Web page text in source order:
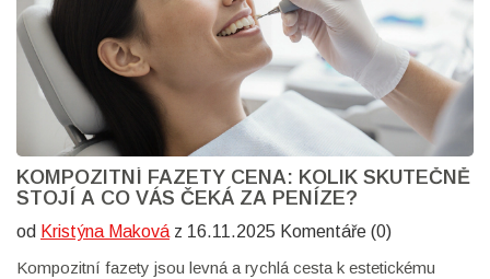
KOMPOZITNÍ FAZETY CENA: KOLIK SKUTEČNĚ
STOJÍ A CO VÁS ČEKÁ ZA PENÍZE?
od Kristýna Maková z 16.11.2025 Komentáře (0)
Kompozitní fazety jsou levná a rychlá cesta k estetickému